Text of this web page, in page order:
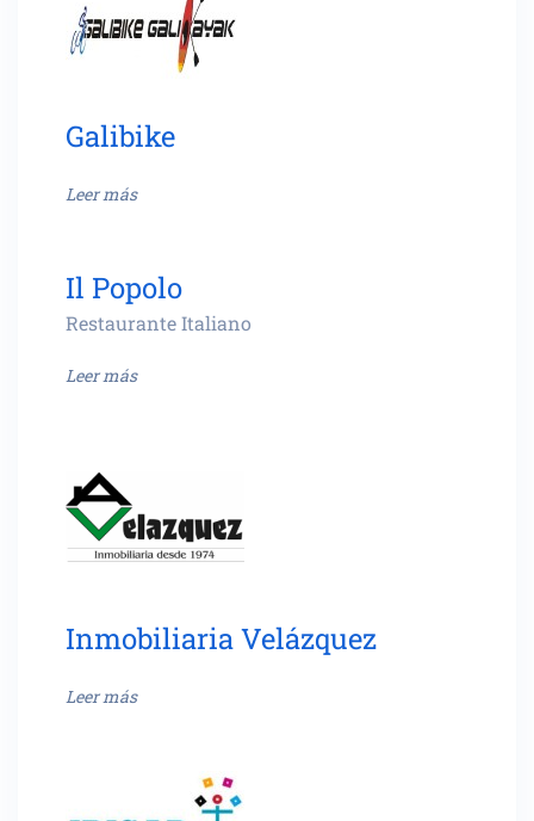
Galibike
Leer más
Il Popolo
Restaurante Italiano
Leer más
Inmobiliaria Velázquez
Leer más